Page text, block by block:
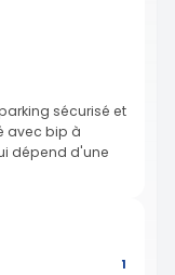
sécurisé et
avec bip à
dépend d'une
1